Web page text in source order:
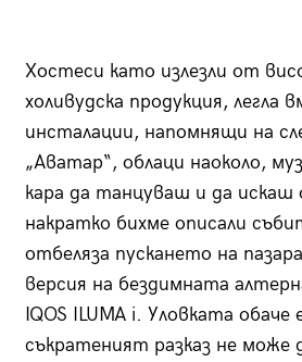
Хостеси като излезли от
холивудска продукция, легла
инсталации, напомнящи на
„Аватар“, облаци наоколо,
кара да танцуваш и да искаш
накратко бихме описали
отбеляза пускането на
версия на бездимната
IQOS ILUMA i. Уловката обаче
съкратеният разказ не може